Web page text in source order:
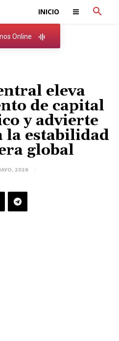
INICIO
Online
eleva
de capital
y advierte
la estabilidad
global
2026